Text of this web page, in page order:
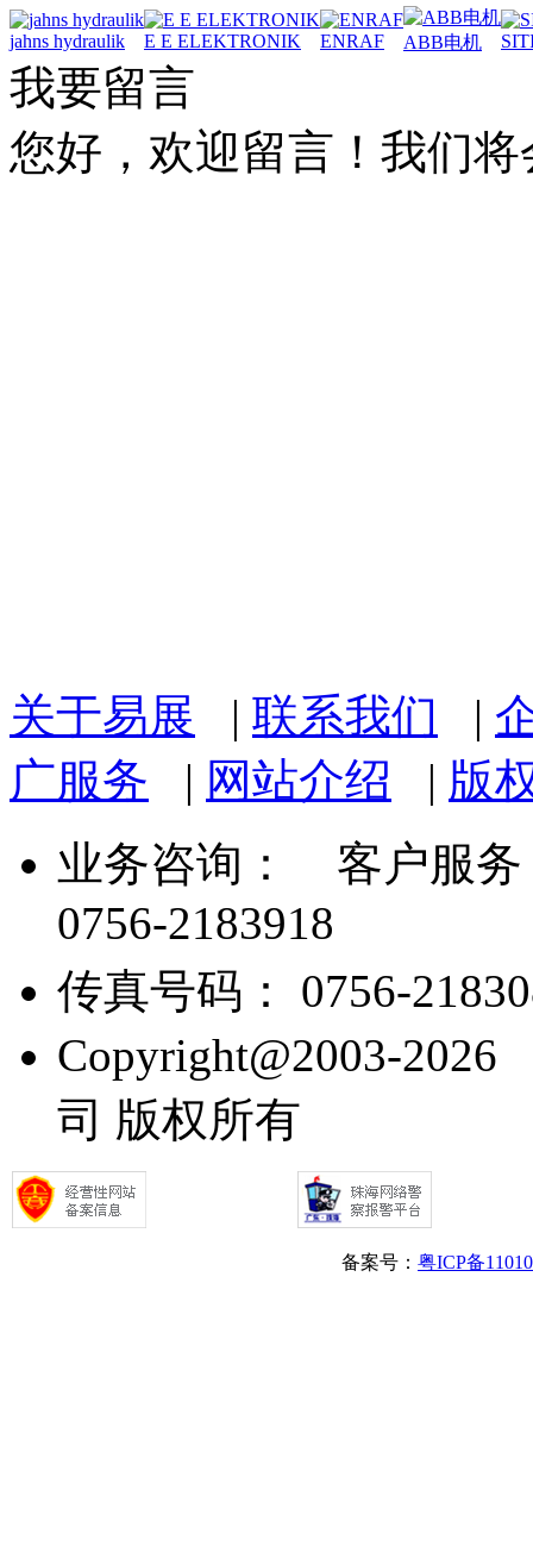
jahns hydraulik E E ELEKTRONIK ENRAF ABB电机
我要留言
您好，欢迎留言！我们
关于易展 | 联系我们 |
广服务 | 网站介绍 | 版
业务咨询：
客户服务
0756-2183918
传真号码： 0756-
Copyright@2003-
司 版权所有
备案号： 粤ICP备